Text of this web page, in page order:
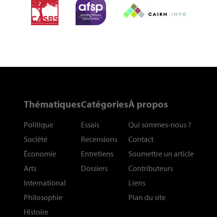
Thématiques
Politique
Société
Économie
Arts
International
Philosophie
Histoire
Catégories
Essais
Recensions
Entretiens
Dossiers
À propos
Qui sommes-nous ?
Contact
Soumettre un article
Contributeurs
Liens
Plan du site